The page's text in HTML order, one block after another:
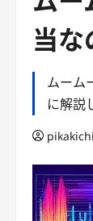
当な
ムーム
に解説